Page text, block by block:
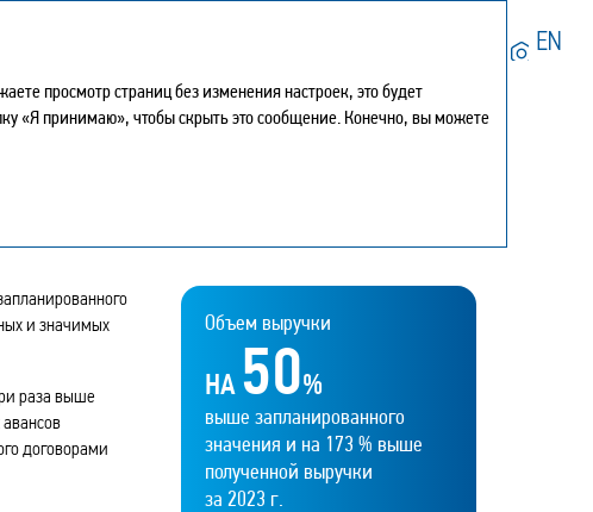
Мой отчет 0
Обратная связь
Объем выручки
НА 50%
выше запланированного
значения и на 173 % выше
полученной выручки
за 2023 г.
и значимых
раза выше
договорами
просмотр страниц без изменения настроек, это будет
«Я принимаю», чтобы скрыть это сообщение. Конечно, вы можете